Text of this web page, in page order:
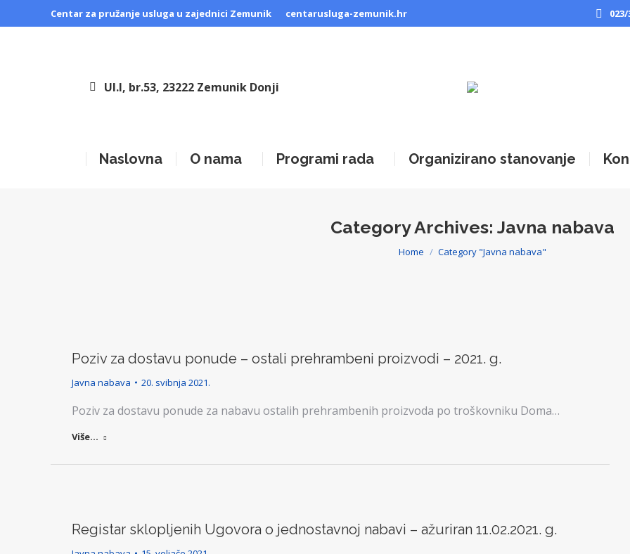
Centar za pružanje usluga u zajednici Zemunik centarusluga-zemunik.hr
Ul.I, br.53, 23222 Zemunik Donji
Naslovna O nama Programi rada Organizirano stanovanje
Category Archives: Javna nabava
You are here:
Home Category "Javna nabava"
Poziv za dostavu ponude – ostali prehrambeni proizvodi – 2021. g.
Javna nabava 20. svibnja 2021.
Poziv za dostavu ponude za nabavu ostalih prehrambenih proizvoda po troškovniku Doma…
Više...
Registar sklopljenih Ugovora o jednostavnoj nabavi – ažuriran 11.02.2021. g.